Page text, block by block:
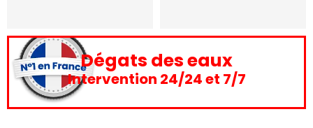
Dégats des eaux
Intervention 24/24 et 7/7